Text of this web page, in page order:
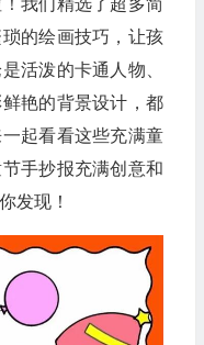
我们精选了超多简
的绘画技巧，让孩
活泼的卡通人物、
艳的背景设计，都
起看看这些充满童
手抄报充满创意和
发现！